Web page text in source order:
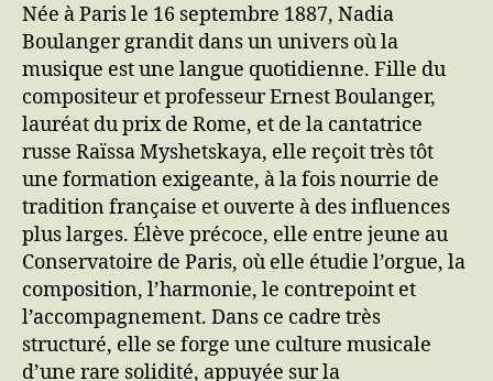
Née à Paris le 16 septembre 1887, Nadia
Boulanger grandit dans un univers où la
musique est une langue quotidienne. Fille du
compositeur et professeur Ernest Boulanger,
lauréat du prix de Rome, et de la cantatrice
russe Raïssa Myshetskaya, elle reçoit très tôt
une formation exigeante, à la fois nourrie de
tradition française et ouverte à des influences
plus larges. Élève précoce, elle entre jeune au
Conservatoire de Paris, où elle étudie l’orgue, la
composition, l’harmonie, le contrepoint et
l’accompagnement. Dans ce cadre très
structuré, elle se forge une culture musicale
d’une rare solidité, appuyée sur la